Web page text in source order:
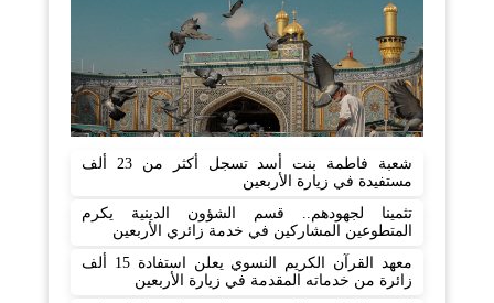
شعبة فاطمة بنت أسد تسجل أكثر من 23 ألف
مستفيدة في زيارة الأربعين
تثمينا لجهودهم.. قسم الشؤون الدينية يكرم
المتطوعين المشاركين في خدمة زائري الأربعين
معهد القرآن الكريم النسوي يعلن استفادة 15 ألف
زائرة من خدماته المقدمة في زيارة الأربعين